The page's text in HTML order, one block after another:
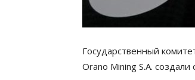
Государственный
Orano Mining S.A.